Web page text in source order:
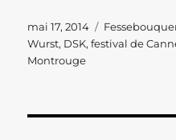
Publié
le
mai 17, 2014 Catégories
Wurst, DSK,festival de
Montrouge